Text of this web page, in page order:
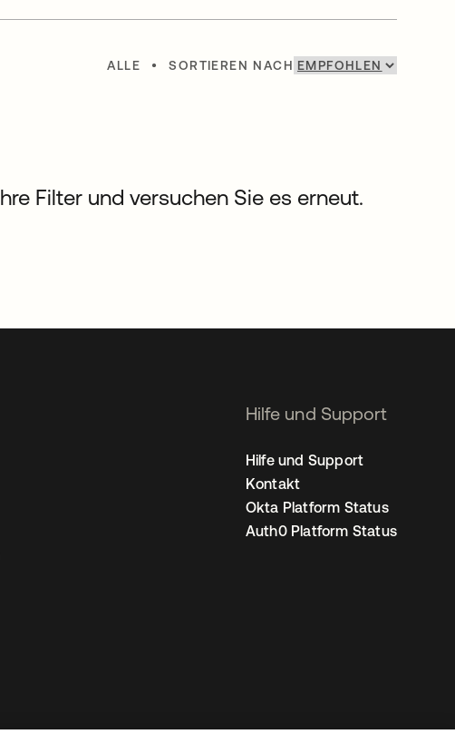
ALLE • SORTIEREN NACH
Filter und versuchen Sie es erneut.
Hilfe und Support
Hilfe und Support
Kontakt
Okta Platform Status
Auth0 Platform Status